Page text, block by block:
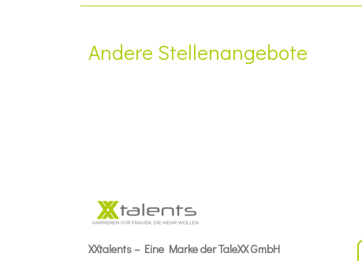
Andere Stellenangebote
XXtalents – Eine Marke der TaleXX GmbH